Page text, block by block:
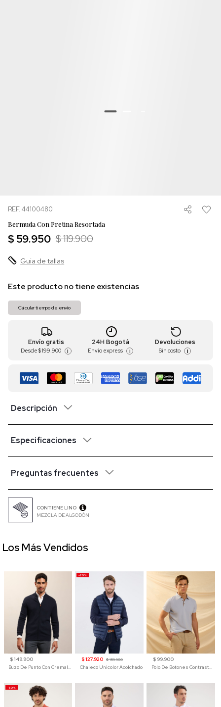
REF. 44100480
Bermuda Con Pretina Resortada
$ 59.950 $ 119.900
Guia de tallas
Este producto no tiene existencias
Calcular tiempo de envío
Envío gratis
Desde $ 199.900 i
24H Bogotá
Envío express i
Devoluciones
Sin costo i
Descripción
Especificaciones
Preguntas frecuentes
CONTIENE LINO
MEZCLA DE ALGODÓN
$ 149.900
Buzo De Punto Con Cremallera Para Hombre
-20%
$ 127.920 $ 159.900
Chaleco Unicolor Acolchado
$ 99.900
Polo De Botones Contraste Para Hombre
-50%
Los Más Vendidos